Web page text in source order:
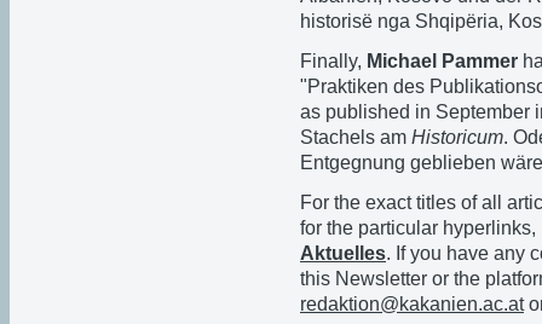
historisë nga Shqipëria,
Finally, Michael Pammer
"Praktiken des
as published in September
Stachels am Historicum.
Entgegnung geblieben
For the exact titles of all
for the particular
Aktuelles. If you have any
this Newsletter or the
redaktion@kakanien.ac.at